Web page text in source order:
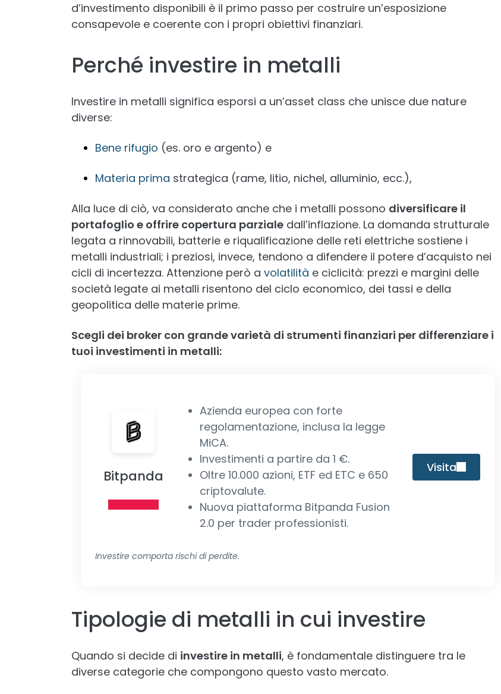
d’investimento disponibili è il primo passo per costruire un’esposizione
consapevole e coerente con i propri obiettivi finanziari.
Perché investire in metalli
Investire in metalli significa esporsi a un’asset class che unisce due nature
diverse:
Bene rifugio (es. oro e argento) e
Materia prima strategica (rame, litio, nichel, alluminio, ecc.),
Alla luce di ciò, va considerato anche che i metalli possono diversificare il
portafoglio e offrire copertura parziale dall’inflazione. La domanda strutturale
legata a rinnovabili, batterie e riqualificazione delle reti elettriche sostiene i
metalli industriali; i preziosi, invece, tendono a difendere il potere d’acquisto nei
cicli di incertezza. Attenzione però a volatilità e ciclicità: prezzi e margini delle
società legate ai metalli risentono del ciclo economico, dei tassi e della
geopolitica delle materie prime.
Scegli dei broker con grande varietà di strumenti finanziari per differenziare i
tuoi investimenti in metalli:
Bitpanda
Azienda europea con forte
regolamentazione, inclusa la legge
MiCA.
Investimenti a partire da 1 €.
Oltre 10.000 azioni, ETF ed ETC e 650
criptovalute.
Nuova piattaforma Bitpanda Fusion
2.0 per trader professionisti.
Visita
Investire comporta rischi di perdite.
Tipologie di metalli in cui investire
Quando si decide di investire in metalli, è fondamentale distinguere tra le
diverse categorie che compongono questo vasto mercato.